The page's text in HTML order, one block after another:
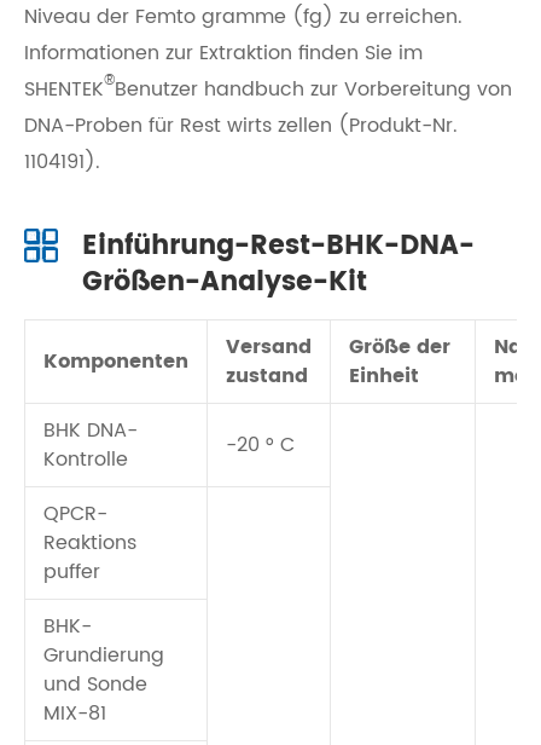
Niveau der Femto gramme (fg) zu erreichen.
Informationen zur Extraktion finden Sie im
SHENTEK®Benutzer handbuch zur Vorbereitung von
DNA-Proben für Rest wirts zellen (Produkt-Nr.
1104191).
Einführung-Rest-BHK-DNA-
Größen-Analyse-Kit
Komponenten
Versand
zustand
Größe der
Einheit
BHK DNA-
Kontrolle
-20 ° C
QPCR-
Reaktions
puffer
BHK-
Grundierung
und Sonde
MIX-81